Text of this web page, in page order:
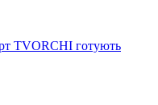
TVORCHI готують